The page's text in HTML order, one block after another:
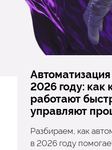
2026 году: как
работают
управляют
Разбираем, как
в 2026 году